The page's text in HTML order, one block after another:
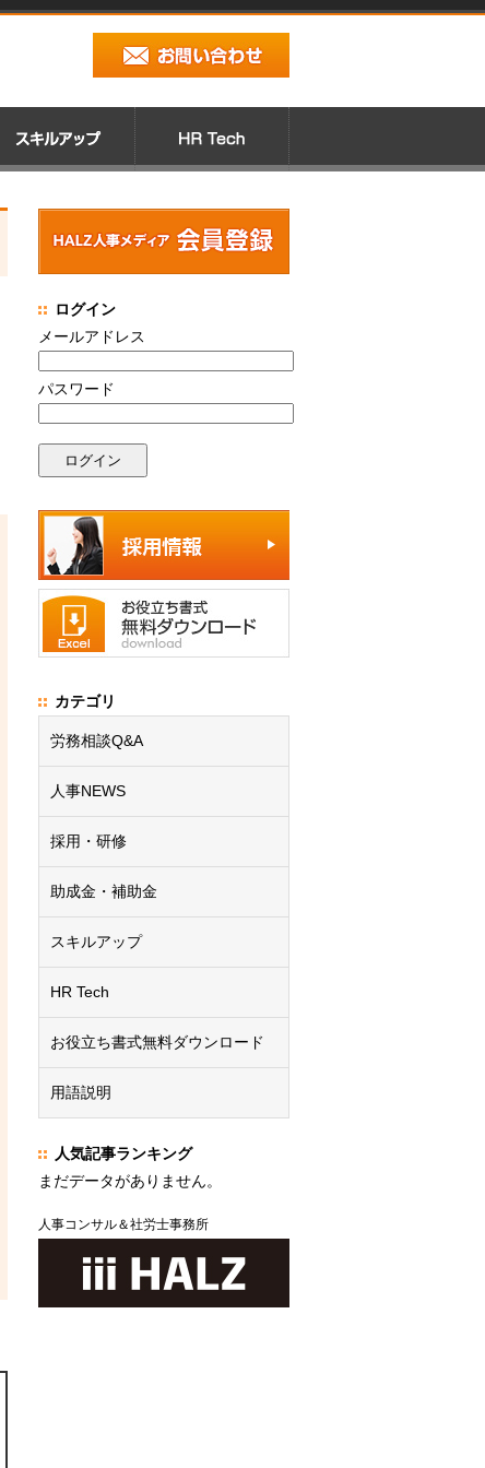
ログイン
メールアドレス
パスワード
カテゴリ
労務相談Q&A
人事NEWS
採用・研修
助成金・補助金
スキルアップ
HR Tech
お役立ち書式無料ダウンロード
用語説明
人気記事ランキング
まだデータがありません。
人事コンサル＆社労士事務所